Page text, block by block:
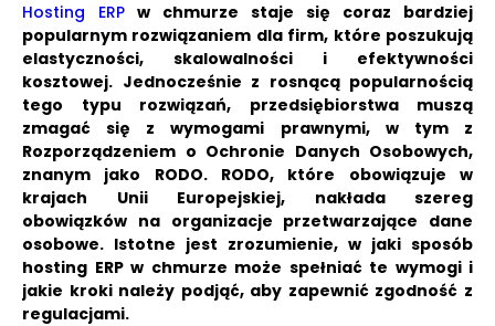
Hosting ERP w chmurze staje się coraz bardziej
popularnym rozwiązaniem dla firm, które poszukują
elastyczności, skalowalności i efektywności
kosztowej. Jednocześnie z rosnącą popularnością
tego typu rozwiązań, przedsiębiorstwa muszą
zmagać się z wymogami prawnymi, w tym z
Rozporządzeniem o Ochronie Danych Osobowych,
znanym jako RODO.RODO, które obowiązuje w
krajach Unii Europejskiej, nakłada szereg
obowiązków na organizacje przetwarzające dane
osobowe. Istotne jest zrozumienie, w jaki sposób
hosting ERP w chmurze może spełniać te wymogi i
jakie kroki należy podjąć, aby zapewnić zgodność z
regulacjami.